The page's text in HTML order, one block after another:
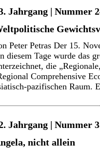
Jahrgang | Nummer
Peter Petras Der 15.
diesem Tage wurde das
die
Comprehensive
pazifischen
Jahrgang | Nummer
nicht allein